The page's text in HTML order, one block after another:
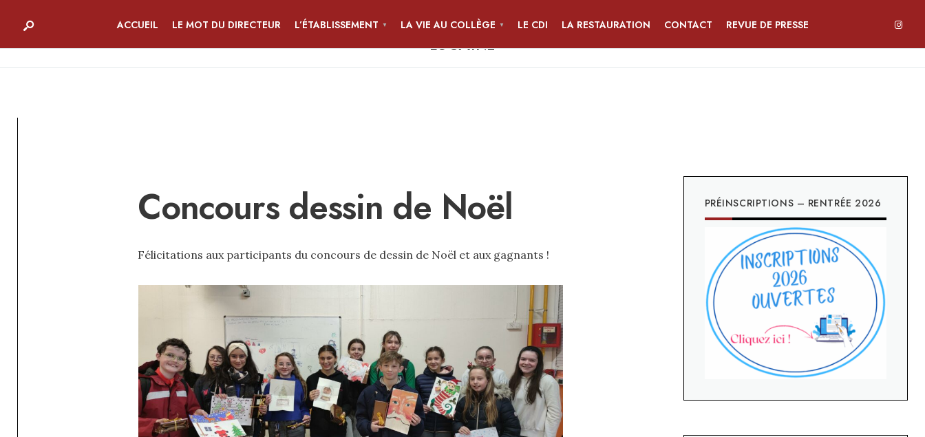
COLLÈGE JEAN-PIERRE CALLOC'H
LOCMINÉ
ACCUEIL LE MOT DU DIRECTEUR L’ÉTABLISSEMENT LA VIE AU COLLÈGE LE CDI LA RESTAURATION CONTACT REVUE DE PRESSE
Concours dessin de Noël
Félicitations aux participants du concours de dessin de Noël et aux gagnants !
PRÉINSCRIPTIONS – RENTRÉE 2026